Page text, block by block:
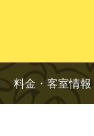
料金・客室情報